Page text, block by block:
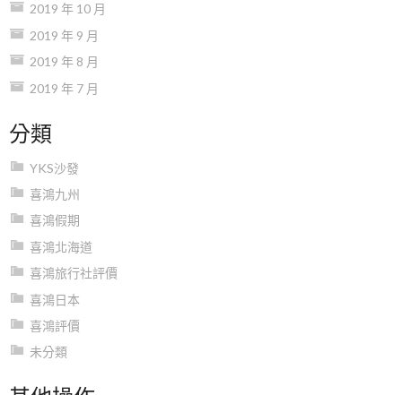
2019 年 10 月
2019 年 9 月
2019 年 8 月
2019 年 7 月
分類
YKS沙發
喜鴻九州
喜鴻假期
喜鴻北海道
喜鴻旅行社評價
喜鴻日本
喜鴻評價
未分類